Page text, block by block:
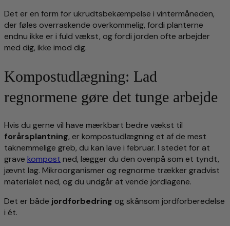
Det er en form for ukrudtsbekæmpelse i vintermåneden,
der føles overraskende overkommelig, fordi planterne
endnu ikke er i fuld vækst, og fordi jorden ofte arbejder
med dig, ikke imod dig.
Kompostudlægning: Lad
regnormene gøre det tunge arbejde
Hvis du gerne vil have mærkbart bedre vækst til
forårsplantning, er kompostudlægning et af de mest
taknemmelige greb, du kan lave i februar. I stedet for at
grave kompost ned, lægger du den ovenpå som et tyndt,
jævnt lag. Mikroorganismer og regnorme trækker gradvist
materialet ned, og du undgår at vende jordlagene.
Det er både jordforbedring og skånsom jordforberedelse
i ét.